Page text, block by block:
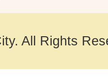
All Rights